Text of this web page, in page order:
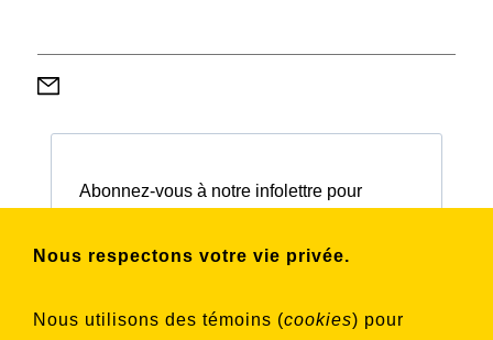
Nous respectons votre vie privée.
Nous utilisons des témoins (cookies) pour
Abonnez-vous à notre infolettre pour
souhaitez vous inscrire